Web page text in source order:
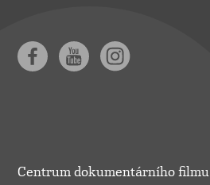
Centrum dokumentárního filmu